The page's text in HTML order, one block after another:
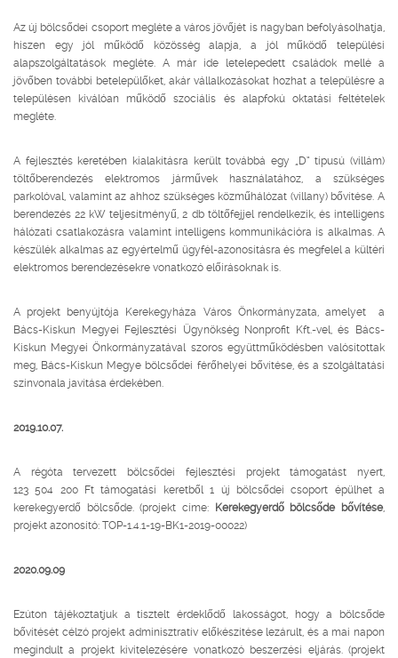
Az új bölcsődei csoport megléte a város jövőjét is nagyban befolyásolhatja,
hiszen egy jól működő közösség alapja, a jól működő települési
alapszolgáltatások megléte. A már ide letelepedett családok mellé a
jövőben további betelepülőket, akár vállalkozásokat hozhat a településre a
településen kiválóan működő szociális és alapfokú oktatási feltételek
megléte.
A fejlesztés keretében kialakításra került továbbá egy „D” típusú (villám)
töltőberendezés elektromos járművek használatához, a szükséges
parkolóval, valamint az ahhoz szükséges közműhálózat (villany) bővítése. A
berendezés 22 kW teljesítményű, 2 db töltőfejjel rendelkezik, és intelligens
hálózati csatlakozásra valamint intelligens kommunikációra is alkalmas. A
készülék alkalmas az egyértelmű ügyfél-azonosításra és megfelel a kültéri
elektromos berendezésekre vonatkozó előírásoknak is.
A projekt benyújtója Kerekegyháza Város Önkormányzata, amelyet a
Bács-Kiskun Megyei Fejlesztési Ügynökség Nonprofit Kft.-vel, és Bács-
Kiskun Megyei Önkormányzatával szoros együttműködésben valósítottak
meg, Bács-Kiskun Megye bölcsődei férőhelyei bővítése, és a szolgáltatási
színvonala javítása érdekében.
2019.10.07.
A régóta tervezett bölcsődei fejlesztési projekt támogatást nyert,
123 504 200 Ft támogatási keretből 1 új bölcsődei csoport épülhet a
kerekegyerdő bölcsőde. (projekt címe: Kerekegyerdő bölcsőde bővítése,
projekt azonosító: TOP-1.4.1-19-BK1-2019-00022)
2020.09.09
Ezúton tájékoztatjuk a tisztelt érdeklődő lakosságot, hogy a bölcsőde
bővítését célzó projekt adminisztratív előkészítése lezárult, és a mai napon
megindult a projekt kivitelezésére vonatkozó beszerzési eljárás. (projekt